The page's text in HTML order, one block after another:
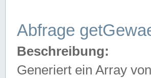
Abfrage
Beschreibung:
Generiert ein Array von